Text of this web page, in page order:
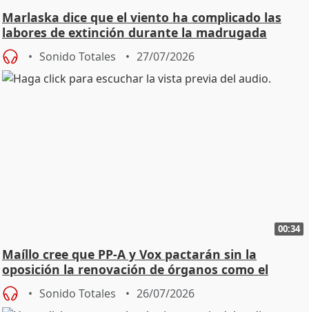
Marlaska dice que el viento ha complicado las
labores de extinción durante la madrugada
Sonido Totales 27/07/2026
00:34
Maíllo cree que PP-A y Vox pactarán sin la
oposición la renovación de órganos como el
Defensor
Sonido Totales 26/07/2026